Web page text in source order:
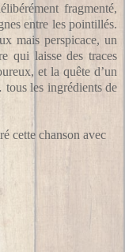
fragmenté,
entre les pointillés.
mais perspicace, un
qui laisse des traces
et la quête d’un
les ingrédients de
cette chanson avec